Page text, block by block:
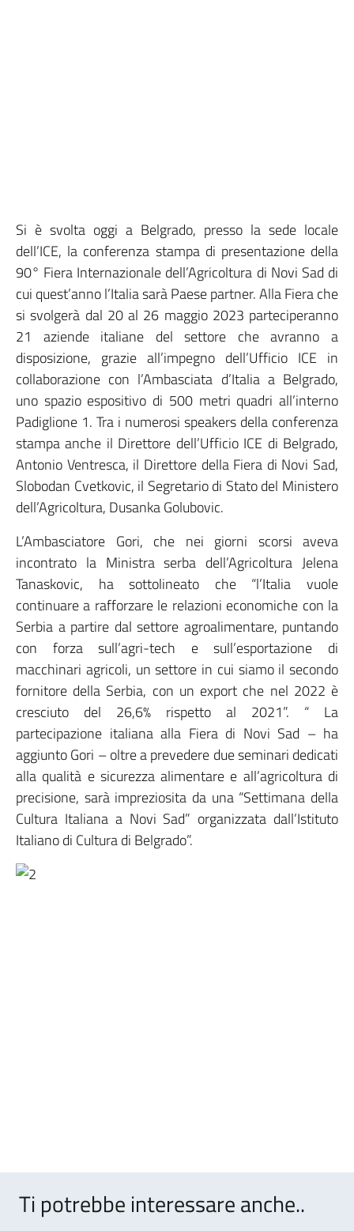
Si è svolta oggi a Belgrado, presso la sede locale
dell’ICE, la conferenza stampa di presentazione della
90° Fiera Internazionale dell’Agricoltura di Novi Sad di
cui quest’anno l’Italia sarà Paese partner. Alla Fiera che
si svolgerà dal 20 al 26 maggio 2023 parteciperanno
21 aziende italiane del settore che avranno a
disposizione, grazie all’impegno dell’Ufficio ICE in
collaborazione con l’Ambasciata d’Italia a Belgrado,
uno spazio espositivo di 500 metri quadri all’interno
Padiglione 1. Tra i numerosi speakers della conferenza
stampa anche il Direttore dell’Ufficio ICE di Belgrado,
Antonio Ventresca, il Direttore della Fiera di Novi Sad,
Slobodan Cvetkovic, il Segretario di Stato del Ministero
dell’Agricoltura, Dusanka Golubovic.
L’Ambasciatore Gori, che nei giorni scorsi aveva
incontrato la Ministra serba dell’Agricoltura Jelena
Tanaskovic, ha sottolineato che “l’Italia vuole
continuare a rafforzare le relazioni economiche con la
Serbia a partire dal settore agroalimentare, puntando
con forza sull’agri-tech e sull’esportazione di
macchinari agricoli, un settore in cui siamo il secondo
fornitore della Serbia, con un export che nel 2022 è
cresciuto del 26,6% rispetto al 2021”. “ La
partecipazione italiana alla Fiera di Novi Sad – ha
aggiunto Gori – oltre a prevedere due seminari dedicati
alla qualità e sicurezza alimentare e all’agricoltura di
precisione, sarà impreziosita da una “Settimana della
Cultura Italiana a Novi Sad” organizzata dall’Istituto
Italiano di Cultura di Belgrado”.
Ti potrebbe interessare anche..